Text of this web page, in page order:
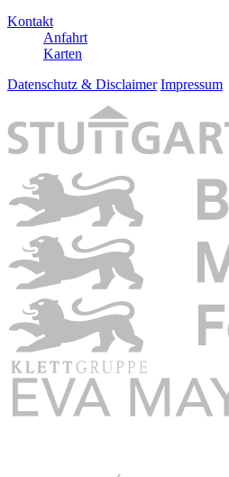
Kontakt
Anfahrt
Karten
Datenschutz & Disclaimer Impressum